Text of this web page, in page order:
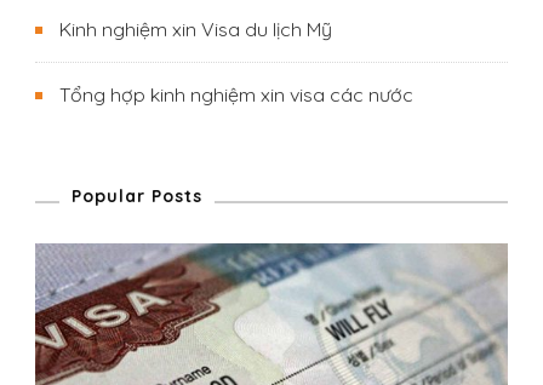
Kinh nghiệm xin Visa du lịch Mỹ
Tổng hợp kinh nghiệm xin visa các nước
Popular Posts